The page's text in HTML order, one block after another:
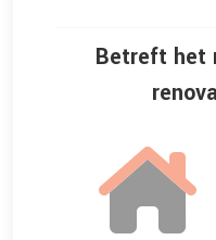
Betreft het